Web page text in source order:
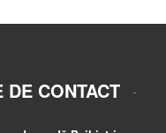
CONTACT